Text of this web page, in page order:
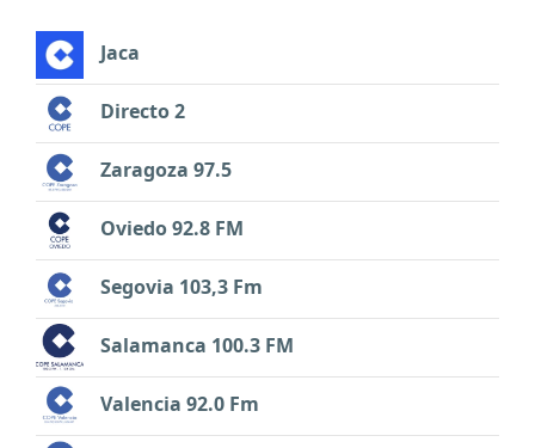
Jaca
Directo 2
Zaragoza 97.5
Oviedo 92.8 FM
Segovia 103,3 Fm
Salamanca 100.3 FM
Valencia 92.0 Fm